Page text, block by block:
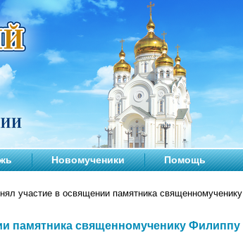
Новомученики Помощь
участие в освящении памятника священномученику
памятника священномученику Филиппу